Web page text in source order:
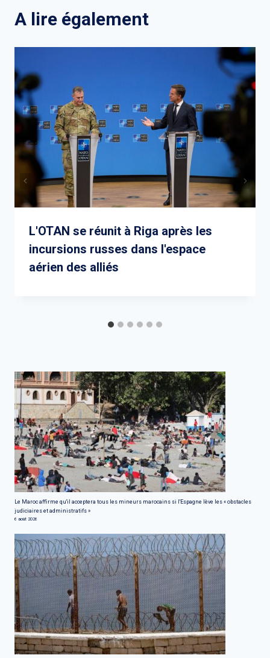
A lire également
L'OTAN se réunit à Riga après les
incursions russes dans l'espace
aérien des alliés
Le Maroc affirme qu'il acceptera tous les mineurs marocains si l'Espagne lève les « obstacles
judiciaires et administratifs »
6 août 2026